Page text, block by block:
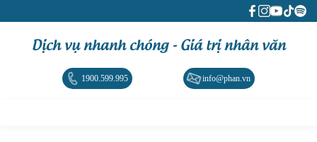
Dịch vụ nhanh chóng - Giá trị nhân văn
1900.599.995 info@phan.vn